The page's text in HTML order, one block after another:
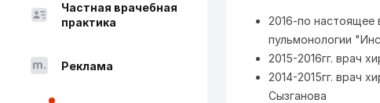
Частная врачебная
практика
Реклама
2016-по настоящее
пульмонологии
2015-2016гг. врач
2014-2015гг. врач
Сызганова